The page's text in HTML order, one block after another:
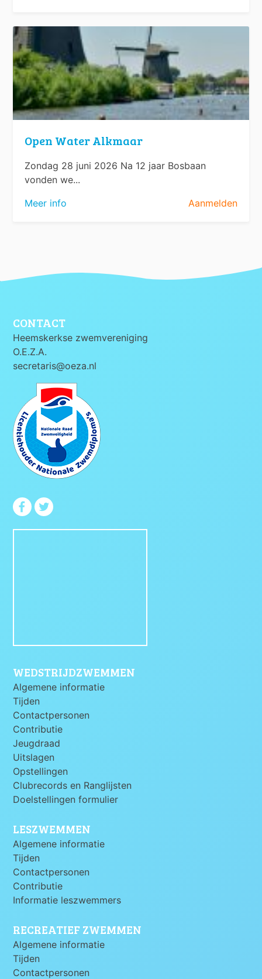
Open Water Alkmaar
Zondag 28 juni 2026 Na 12 jaar Bosbaan
vonden we...
Meer info
Aanmelden
CONTACT
Heemskerkse zwemvereniging
O.E.Z.A.
secretaris@oeza.nl
WEDSTRIJDZWEMMEN
Algemene informatie
Tijden
Contactpersonen
Contributie
Jeugdraad
Uitslagen
Opstellingen
Clubrecords en Ranglijsten
Doelstellingen formulier
LESZWEMMEN
Algemene informatie
Tijden
Contactpersonen
Contributie
Informatie leszwemmers
RECREATIEF ZWEMMEN
Algemene informatie
Tijden
Contactpersonen